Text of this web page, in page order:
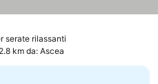
serate rilassanti
km da: Ascea